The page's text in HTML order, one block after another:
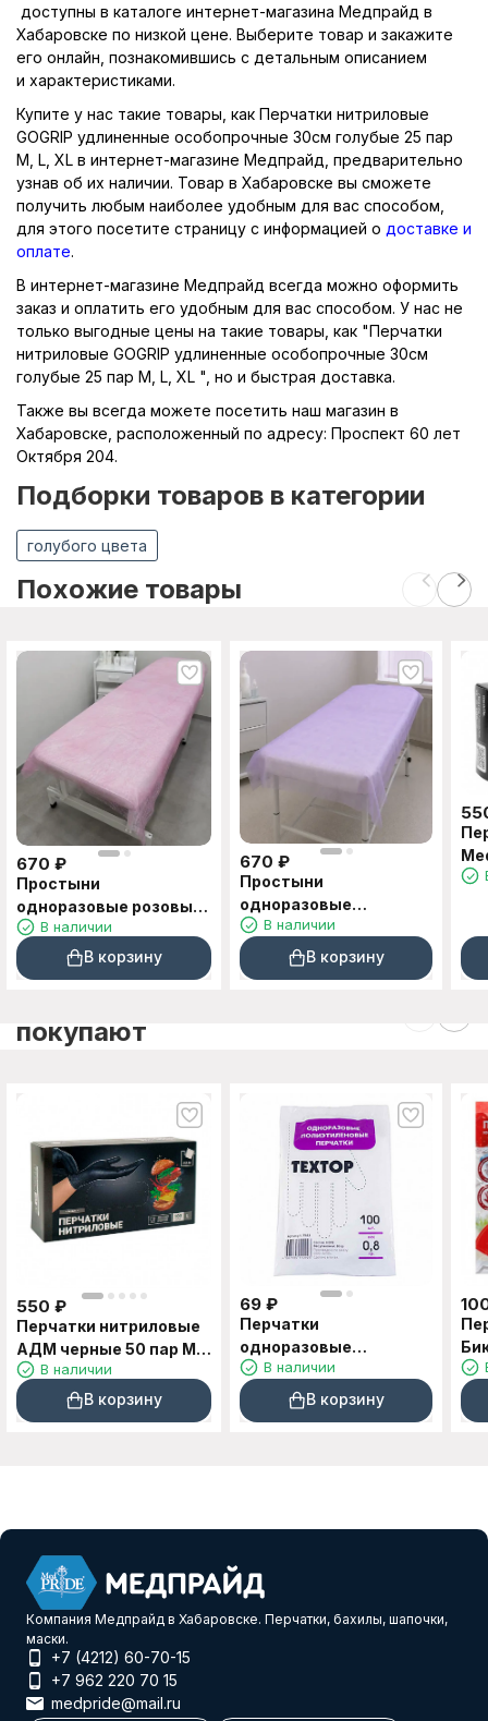
доступны в каталоге интернет-магазина Медпрайд в
Хабаровске по низкой цене. Выберите товар и закажите
его онлайн, познакомившись с детальным описанием
и характеристиками.
Купите у нас такие товары, как Перчатки нитриловые
GOGRIP удлиненные особопрочные 30см голубые 25 пар
M, L, XL в интернет-магазине Медпрайд, предварительно
узнав об их наличии. Товар в Хабаровске вы сможете
получить любым наиболее удобным для вас способом,
для этого посетите страницу с информацией о доставке и
оплате.
В интернет-магазине Медпрайд всегда можно оформить
заказ и оплатить его удобным для вас способом. У нас не
только выгодные цены на такие товары, как "Перчатки
нитриловые GOGRIP удлиненные особопрочные 30см
голубые 25 пар M, L, XL ", но и быстрая доставка.
Также вы всегда можете посетить наш магазин в
Хабаровске, расположенный по адресу: Проспект 60 лет
Октября 204.
Подборки товаров в категории
голубого цвета
Похожие товары
670 ₽
Простыни
одноразовые розовые
в рулоне 70*200см
100шт
В наличии
В корзину
670 ₽
Простыни
одноразовые
сиреневые в рулоне
70*200см 100шт
В наличии
В корзину
XL
покупают
550 ₽
Перчатки нитриловые
АДМ черные 50 пар M,
L
В наличии
В корзину
69 ₽
Перчатки
одноразовые
полиэтиленовые
Textop 8гр 100 шт
размер M, L
В наличии
В корзину
Компания Медпрайд в Хабаровске. Перчатки, бахилы, шапочки,
маски.
+7 (4212) 60-70-15
+7 962 220 70 15
medpride@mail.ru